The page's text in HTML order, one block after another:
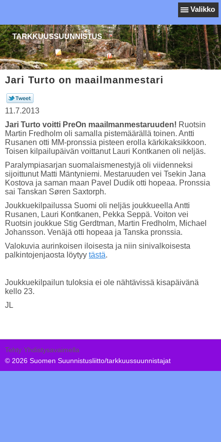
Valikko
TARKKUUSSUUNNISTUS
Jari Turto on maailmanmestari
11.7.2013
Jari Turto voitti PreOn maailmanmestaruuden! Ruotsin
Martin Fredholm oli samalla pistemäärällä toinen. Antti
Rusanen otti MM-pronssia pisteen erolla kärkikaksikkoon.
Toisen kilpailupäivän voittanut Lauri Kontkanen oli neljäs.
Paralympiasarjan suomalaismenestyjä oli viidenneksi
sijoittunut Matti Mäntyniemi. Mestaruuden vei Tsekin Jana
Kostova ja saman maan Pavel Dudik otti hopeaa. Pronssia
sai Tanskan Søren Saxtorph.
Joukkuekilpailussa Suomi oli neljäs joukkueella Antti
Rusanen, Lauri Kontkanen, Pekka Seppä. Voiton vei
Ruotsin joukkue Stig Gerdtman, Martin Fredholm, Michael
Johansson. Venäjä otti hopeaa ja Tanska pronssia.
Valokuvia aurinkoisen iloisesta ja niin sinivalkoisesta
palkintojenjaosta löytyy tästä.
Joukkuekilpailun tuloksia ei ole nähtävissä kisapäivänä
kello 23.
JL
Tehty Yhdistysavaimella
© 2026 Suomen Suunnistusliitto/tarkkuussuunnistajat